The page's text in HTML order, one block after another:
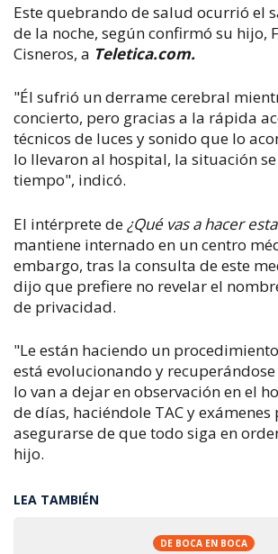
Este quebrando de salud ocurrió el
de la noche, según confirmó su hijo,
Cisneros, a Teletica.com.
"Él sufrió un derrame cerebral
concierto, pero gracias a la rápida
técnicos de luces y sonido que lo
lo llevaron al hospital, la situación
tiempo", indicó.
El intérprete de ¿Qué vas a hacer
mantiene internado en un centro
embargo, tras la consulta de este
dijo que prefiere no revelar el
de privacidad.
"Le están haciendo un
está evolucionando y
lo van a dejar en observación en el
de días, haciéndole TAC y exámenes
asegurarse de que todo siga en
hijo.
LEA TAMBIÉN
DE BOCA EN BOCA